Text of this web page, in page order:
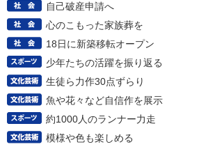
自己破産申請へ
心のこもった家族葬を
18日に新築移転オープン
少年たちの活躍を振り返る
生徒ら力作30点ずらり
魚や花々など自信作を展示
約1000人のランナー力走
模様や色も楽しめる